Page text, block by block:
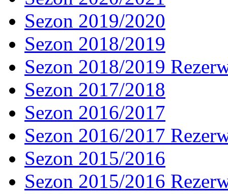
Sezon 2019/2020
Sezon 2018/2019
Sezon 2018/2019
Sezon 2017/2018
Sezon 2016/2017
Sezon 2016/2017
Sezon 2015/2016
Sezon 2015/2016